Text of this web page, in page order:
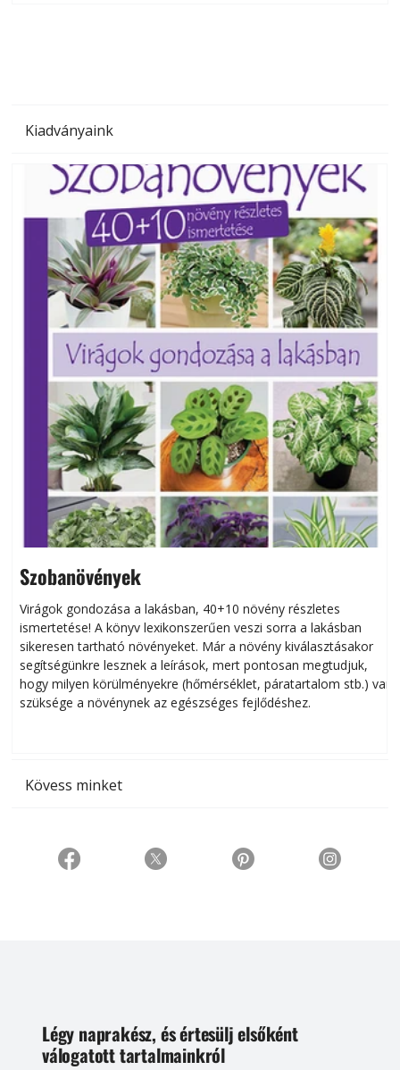
Kiadványaink
Szobanövények
Virágok gondozása a lakásban, 40+10 növény részletes
ismertetése! A könyv lexikonszerűen veszi sorra a lakásban
sikeresen tart­ha­tó növényeket. Már a növény kiválasztásakor
segítségünkre lesznek a leírások, mert pontosan megtudjuk,
hogy milyen körülményekre (hőmérséklet, páratartalom stb.) van
szüksége a növénynek az egészséges fejlődéshez.
Kövess minket
Légy naprakész, és értesülj elsőként
válogatott tartalmainkról